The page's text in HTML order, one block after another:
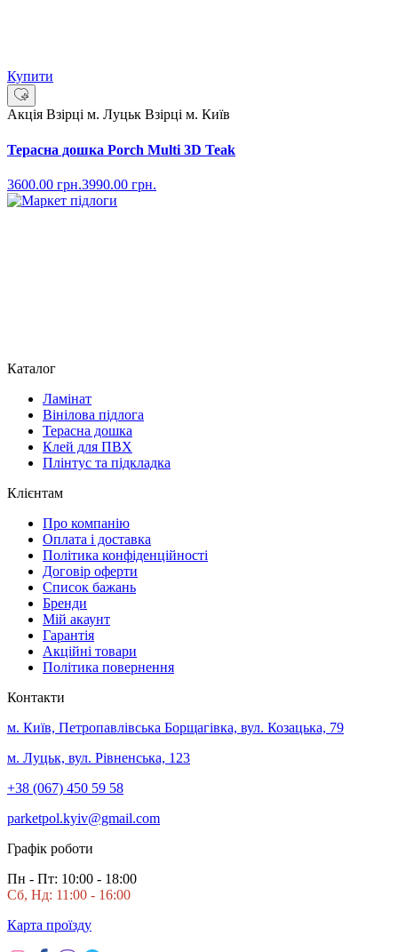
Купити
Акція Взірці м. Луцьк Взірці м. Київ
Терасна дошка Porch Multi 3D Teak
3600.00 грн.3990.00 грн.
Каталог
Ламінат
Вінілова підлога
Терасна дошка
Клей для ПВХ
Плінтус та підкладка
Клієнтам
Про компанію
Оплата і доставка
Політика конфіденційності
Договір оферти
Список бажань
Бренди
Мій акаунт
Гарантія
Акційні товари
Політика повернення
Контакти
м. Київ, Петропавлівська Борщагівка, вул. Козацька, 79
м. Луцьк, вул. Рівненська, 123
+38 (067) 450 59 58
parketpol.kyiv@gmail.com
Графік роботи
Пн - Пт: 10:00 - 18:00
Сб, Нд: 11:00 - 16:00
Карта проїзду